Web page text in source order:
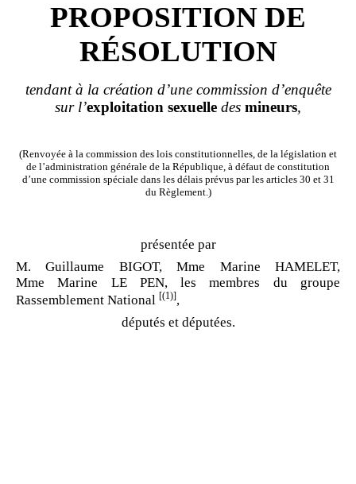
PROPOSITION DE
RÉSOLUTION
tendant à la création d’une commission d’enquête
sur l’exploitation sexuelle des mineurs,
(Renvoyée à la commission des lois constitutionnelles, de la législation et
de l’administration générale de la République, à défaut de constitution
d’une commission spéciale dans les délais prévus par les articles 30 et 31
du Règlement.)
présentée par
M. Guillaume BIGOT, Mme Marine HAMELET,
Mme Marine LE PEN, les membres du groupe
Rassemblement National
[(1)] ,
députés et députées.